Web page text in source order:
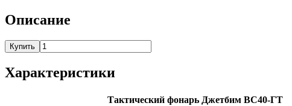
Описание
Купить
Характеристики
Тактический фонарь Джетбим ВС40-ГТ